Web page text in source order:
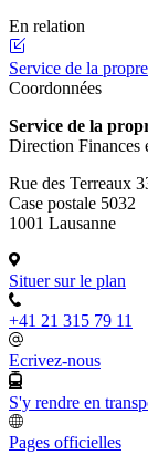
En relation
Service de la
Coordonnées
Service de la
Direction Finances
Rue des Terreaux
Case postale 5032
1001 Lausanne
Situer sur le plan
+41 21 315 79 11
Ecrivez-nous
S'y rendre en
Pages officielles